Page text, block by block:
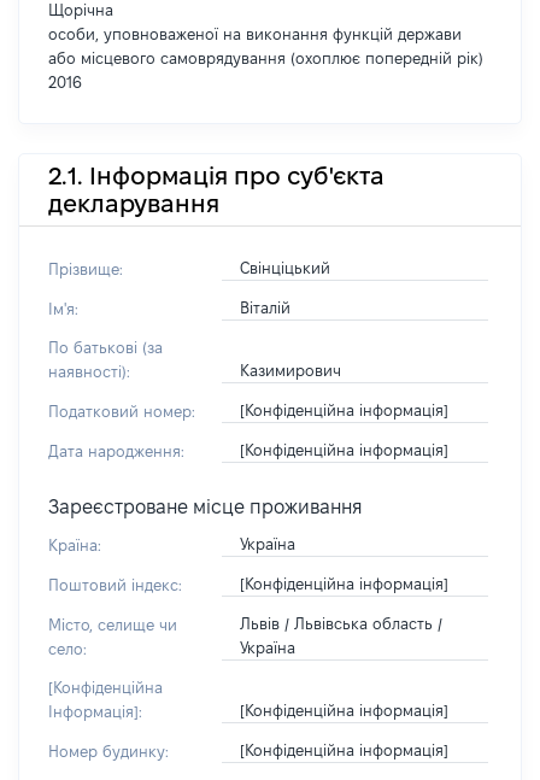
Щорічна
особи, уповноваженої на виконання функцій держави
або місцевого самоврядування (охоплює попередній рік)
2016
2.1. Інформація про суб'єкта
декларування
Прізвище: Свінціцький
Ім'я: Віталій
По батькові (за
наявності):
Казимирович
Податковий номер: [Конфіденційна інформація]
Дата народження: [Конфіденційна інформація]
Зареєстроване місце проживання
Країна: Україна
Поштовий індекс: [Конфіденційна інформація]
Місто, селище чи
село:
Львів / Львівська область /
Україна
[Конфіденційна
Інформація]:
[Конфіденційна інформація]
Номер будинку: [Конфіденційна інформація]